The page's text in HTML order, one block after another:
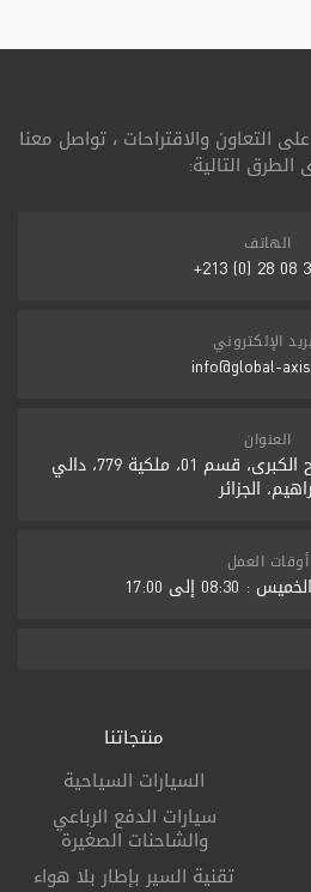
التعاون والاقتراحات ، تواصل معنا
الطرق التالية:
الهاتف
الإلكتروني
info@global-
العنوان
ملكية زاوي محمد ، الرياح الكبرى، قسم 01، ملكية 779، دالي
الجزائر
أوقات العمل
إلى 17:00
منتجاتنا
السيارات السياحية
سيارات الدفع الرباعي
والشاحنات الصغيرة
تقنية السير بإطار بلا هواء